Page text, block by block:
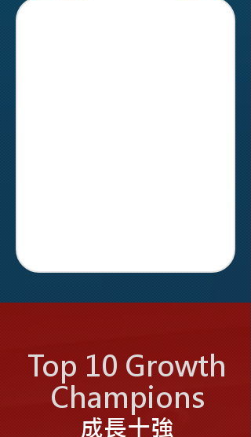
Top 10 Growth
Champions
成長十強